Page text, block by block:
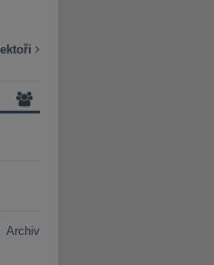
Archiv